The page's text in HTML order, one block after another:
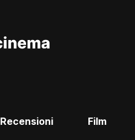
Recensioni Film